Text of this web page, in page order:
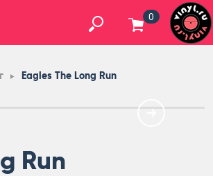
0
Eagles The Long Run
Run